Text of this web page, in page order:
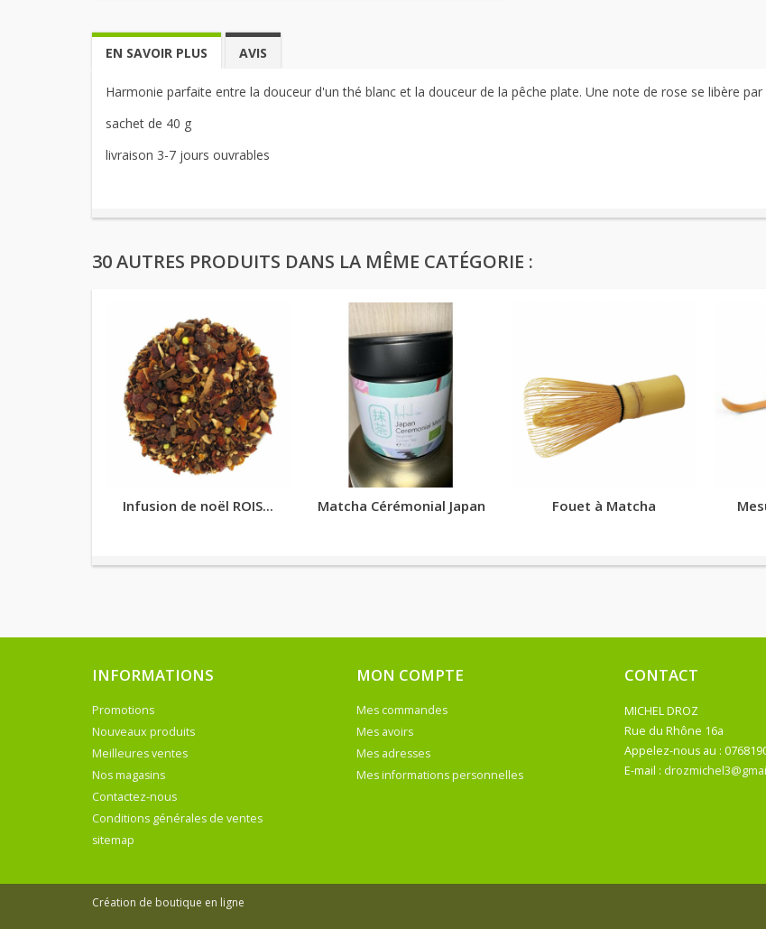
EN SAVOIR PLUS AVIS
Harmonie parfaite entre la douceur d'un thé blanc et la douceur de la pêche plate. Une note de rose se libère
sachet de 40 g
livraison 3-7 jours ouvrables
30 AUTRES PRODUITS DANS LA MÊME CATÉGORIE :
Infusion de noël ROIS... Matcha Cérémonial Japan Fouet à Matcha
INFORMATIONS
Promotions
Nouveaux produits
Meilleures ventes
Nos magasins
Contactez-nous
Conditions générales de ventes
sitemap
MON COMPTE
Mes commandes
Mes avoirs
Mes adresses
Mes informations personnelles
CONTACT
MICHEL DROZ
Appelez-nous au :
E-mail :
Création de boutique en ligne